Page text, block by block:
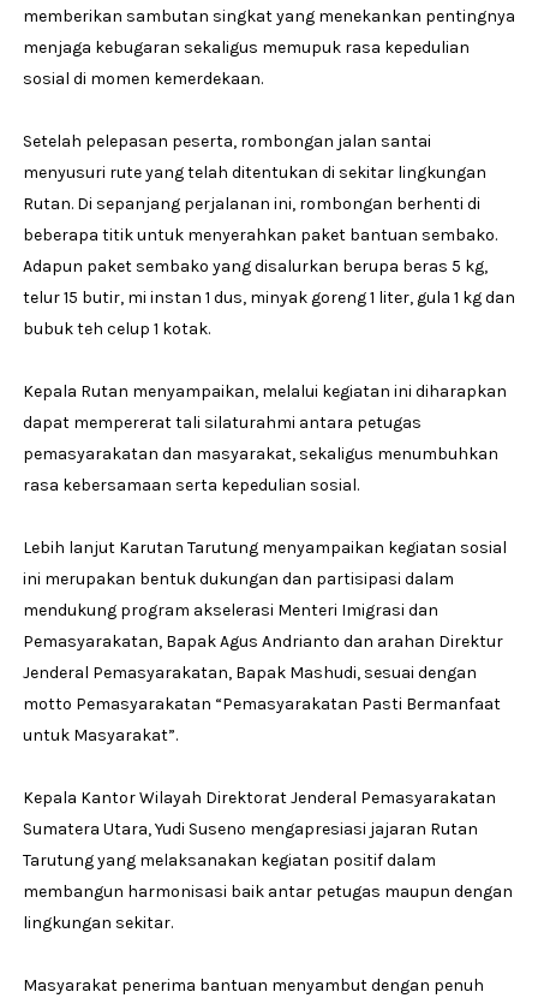
memberikan sambutan singkat yang menekankan pentingnya
menjaga kebugaran sekaligus memupuk rasa kepedulian
sosial di momen kemerdekaan.
Setelah pelepasan peserta, rombongan jalan santai
menyusuri rute yang telah ditentukan di sekitar lingkungan
Rutan. Di sepanjang perjalanan ini, rombongan berhenti di
beberapa titik untuk menyerahkan paket bantuan sembako.
Adapun paket sembako yang disalurkan berupa beras 5 kg,
telur 15 butir, mi instan 1 dus, minyak goreng 1 liter, gula 1 kg dan
bubuk teh celup 1 kotak.
Kepala Rutan menyampaikan, melalui kegiatan ini diharapkan
dapat mempererat tali silaturahmi antara petugas
pemasyarakatan dan masyarakat, sekaligus menumbuhkan
rasa kebersamaan serta kepedulian sosial.
Lebih lanjut Karutan Tarutung menyampaikan kegiatan sosial
ini merupakan bentuk dukungan dan partisipasi dalam
mendukung program akselerasi Menteri Imigrasi dan
Pemasyarakatan, Bapak Agus Andrianto dan arahan Direktur
Jenderal Pemasyarakatan, Bapak Mashudi, sesuai dengan
motto Pemasyarakatan “Pemasyarakatan Pasti Bermanfaat
untuk Masyarakat”.
Kepala Kantor Wilayah Direktorat Jenderal Pemasyarakatan
Sumatera Utara, Yudi Suseno mengapresiasi jajaran Rutan
Tarutung yang melaksanakan kegiatan positif dalam
membangun harmonisasi baik antar petugas maupun dengan
lingkungan sekitar.
Masyarakat penerima bantuan menyambut dengan penuh